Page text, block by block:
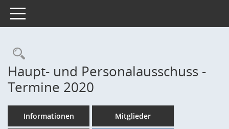
Toggle navigation
Rechercheauswahl
Haupt- und Personalausschuss -
Termine 2020
Informationen Mitglieder